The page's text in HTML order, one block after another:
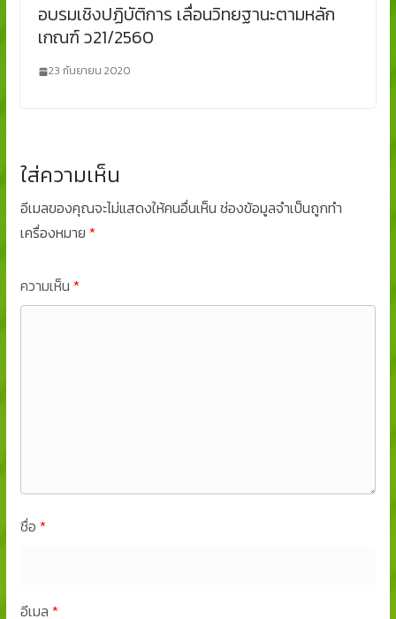
อบรมเชิงปฏิบัติการ เลื่อนวิทยฐานะตามหลัก
เกณฑ์ ว21/2560
23 กันยายน 2020
ใส่ความเห็น
อีเมลของคุณจะไม่แสดงให้คนอื่นเห็น ช่องข้อมูลจำเป็นถูกทำ
เครื่องหมาย *
ความเห็น *
ชื่อ *
อีเมล *